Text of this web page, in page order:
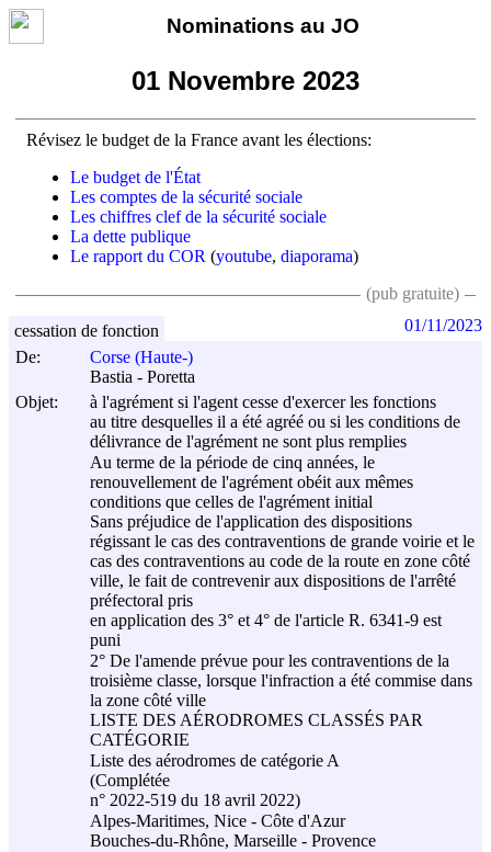
Nominations au JO
01 Novembre 2023
Révisez le budget de la France avant les élections:
Le budget de l'État
Les comptes de la sécurité sociale
Les chiffres clef de la sécurité sociale
La dette publique
Le rapport du COR (youtube, diaporama)
(pub gratuite)
De:
Corse (Haute-)
Bastia - Poretta
Objet:
à l'agrément si l'agent cesse d'exercer les fonctions
au titre desquelles il a été agréé ou si les conditions de
délivrance de l'agrément ne sont plus remplies
Au terme de la période de cinq années, le
renouvellement de l'agrément obéit aux mêmes
conditions que celles de l'agrément initial
Sans préjudice de l'application des dispositions
régissant le cas des contraventions de grande voirie et le
cas des contraventions au code de la route en zone côté
ville, le fait de contrevenir aux dispositions de l'arrêté
préfectoral pris
en application des 3° et 4° de l'article R. 6341-9 est
puni
2° De l'amende prévue pour les contraventions de la
troisième classe, lorsque l'infraction a été commise dans
la zone côté ville
LISTE DES AÉRODROMES CLASSÉS PAR
CATÉGORIE
Liste des aérodromes de catégorie A
(Complétée
n° 2022-519 du 18 avril 2022)
Alpes-Maritimes, Nice - Côte d'Azur
Bouches-du-Rhône, Marseille - Provence
cessation de fonction 01/11/2023